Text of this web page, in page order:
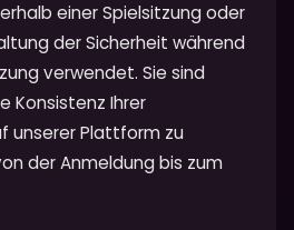
einer Spielsitzung oder
der Sicherheit während
verwendet. Sie sind
Konsistenz Ihrer
unserer Plattform zu
der Anmeldung bis zum